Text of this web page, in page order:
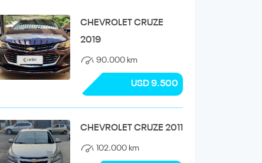
CHEVROLET CRUZE
2019
90.000 km
USD 9.500
CHEVROLET CRUZE 2011
102.000 km